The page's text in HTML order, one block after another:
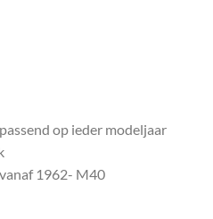
op ieder modeljaar
1962- M40